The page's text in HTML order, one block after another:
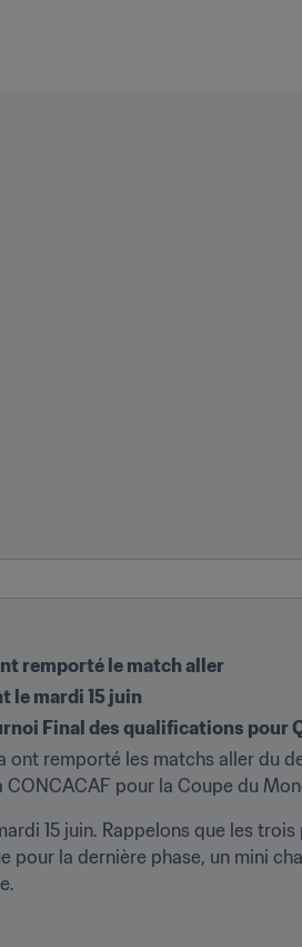
remporté le match aller
le mardi 15 juin
Final des qualifications pour
ont remporté les matchs aller du
pour la Coupe du
15 juin. Rappelons que les
pour la dernière phase, un mini